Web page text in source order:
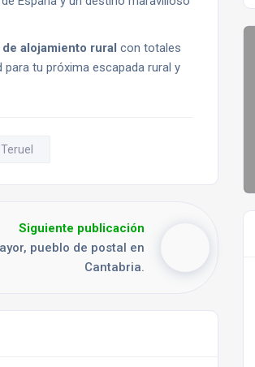
de alojamiento rural con totales
tu próxima escapada rural y
Teruel
Siguiente publicación
pueblo de postal en
Cantabria.